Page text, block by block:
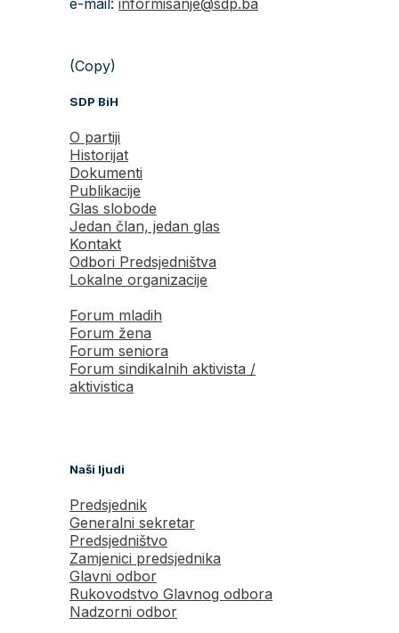
(Copy)
SDP BiH
O partiji
Historijat
Dokumenti
Publikacije
Glas slobode
Jedan član, jedan glas
Kontakt
Odbori Predsjedništva
Lokalne organizacije
Forum mladih
Forum žena
Forum seniora
Forum sindikalnih aktivista /
aktivistica
Naši ljudi
Predsjednik
Generalni sekretar
Predsjedništvo
Zamjenici predsjednika
Glavni odbor
Rukovodstvo Glavnog odbora
Nadzorni odbor